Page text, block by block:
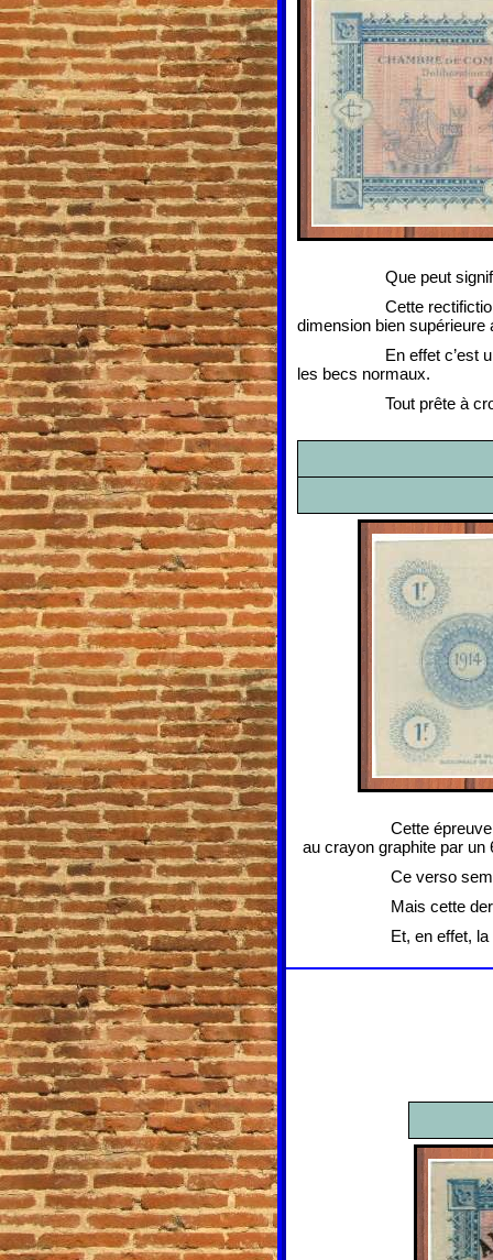
Que peut
Cette
dimension bien
En effet c’est
les becs normaux.
Tout prête à
Cette
au crayon graphite par un
Ce verso
Mais cette
Et, en effet,